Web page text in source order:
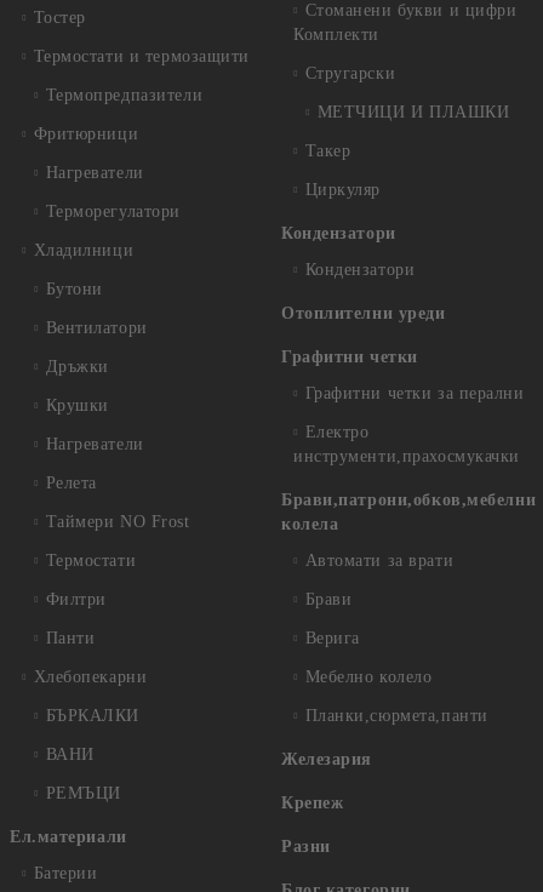
Тостер
Термостати и термозащити
Термопредпазители
Фритюрници
Нагреватели
Терморегулатори
Хладилници
Бутони
Вентилатори
Дръжки
Крушки
Нагреватели
Релета
Таймери NO Frost
Термостати
Филтри
Панти
Хлебопекарни
БЪРКАЛКИ
ВАНИ
РЕМЪЦИ
Ел.материали
Батерии
Стоманени букви и цифри
Комплекти
Стругарски
МЕТЧИЦИ И ПЛАШКИ
Такер
Циркуляр
Кондензатори
Кондензатори
Отоплителни уреди
Графитни четки
Графитни четки за перални
Електро
инструменти,прахосмукачки
Брави,патрони,обков,мебелни
колела
Автомати за врати
Брави
Верига
Мебелно колело
Планки,сюрмета,панти
Железария
Крепеж
Разни